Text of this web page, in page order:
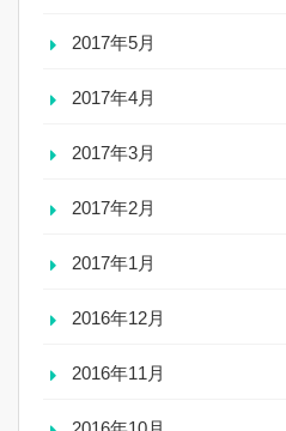
2017年5月
2017年4月
2017年3月
2017年2月
2017年1月
2016年12月
2016年11月